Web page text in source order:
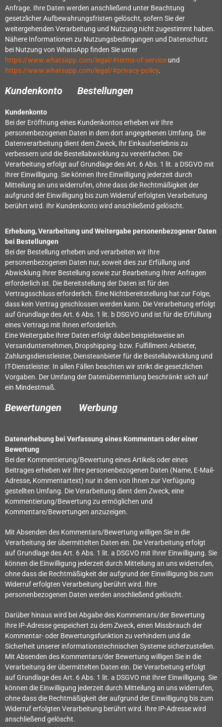
Anfrage. Ihre Daten werden anschließend unter Beachtung
gesetzlicher Aufbewahrungsfristen gelöscht, sofern Sie der
weitergehenden Verarbeitung und Nutzung nicht zugestimmt haben.
Nähere Informationen zu Nutzungsbedingungen und Datenschutz
bei Nutzung von WhatsApp finden Sie unter
https://www.whatsapp.com/legal/#terms-of-service und
https://www.whatsapp.com/legal/#privacy-policy.
Kundenkonto Bestellungen
Kundenkonto
Bei der Eröffnung eines Kundenkontos erheben wir Ihre
personenbezogenen Daten in dem dort angegebenen Umfang. Die
Datenverarbeitung dient dem Zweck, Ihr Einkaufserlebnis zu
verbessern und die Bestellabwicklung zu vereinfachen. Die
Verarbeitung erfolgt auf Grundlage des Art. 6 Abs. 1 lit. a DSGVO mit
Ihrer Einwilligung. Sie können Ihre Einwilligung jederzeit durch
Mitteilung an uns widerrufen, ohne dass die Rechtmäßigkeit der
aufgrund der Einwilligung bis zum Widerruf erfolgten Verarbeitung
berührt wird. Ihr Kundenkonto wird anschließend gelöscht.
Erhebung, Verarbeitung und Weitergabe personenbezogener Daten
bei Bestellungen
Bei der Bestellung erheben und verarbeiten wir Ihre
personenbezogenen Daten nur, soweit dies zur Erfüllung und
Abwicklung Ihrer Bestellung sowie zur Bearbeitung Ihrer Anfragen
erforderlich ist. Die Bereitstellung der Daten ist für den
Vertragsschluss erforderlich. Eine Nichtbereitstellung hat zur Folge,
dass kein Vertrag geschlossen werden kann. Die Verarbeitung erfolgt
auf Grundlage des Art. 6 Abs. 1 lit. b DSGVO und ist für die Erfüllung
eines Vertrags mit Ihnen erforderlich.
Eine Weitergabe Ihrer Daten erfolgt dabei beispielsweise an
Versandunternehmen, Dropshipping- bzw. Fulfillment-Anbieter,
Zahlungsdienstleister, Diensteanbieter für die Bestellabwicklung und
IT-Dienstleister. In allen Fällen beachten wir strikt die gesetzlichen
Vorgaben. Der Umfang der Datenübermittlung beschränkt sich auf
ein Mindestmaß.
Bewertungen Werbung
Datenerhebung bei Verfassung eines Kommentars oder einer
Bewertung
Bei der Kommentierung/Bewertung eines Artikels oder eines
Beitrages erheben wir Ihre personenbezogenen Daten (Name, E-Mail-
Adresse, Kommentartext) nur in dem von Ihnen zur Verfügung
gestellten Umfang. Die Verarbeitung dient dem Zweck, eine
Kommentierung/Bewertung zu ermöglichen und
Kommentare/Bewertungen anzuzeigen.
Mit Absenden des Kommentars/Bewertung willigen Sie in die
Verarbeitung der übermittelten Daten ein. Die Verarbeitung erfolgt
auf Grundlage des Art. 6 Abs. 1 lit. a DSGVO mit Ihrer Einwilligung. Sie
können die Einwilligung jederzeit durch Mitteilung an uns widerrufen,
ohne dass die Rechtmäßigkeit der aufgrund der Einwilligung bis zum
Widerruf erfolgten Verarbeitung berührt wird. Ihre
personenbezogenen Daten werden anschließend gelöscht.
Darüber hinaus wird bei Abgabe des Kommentars/der Bewertung
Ihre IP-Adresse gespeichert zu dem Zweck, einen Missbrauch der
Kommentar- oder Bewertungsfunktion zu verhindern und die
Sicherheit unserer informationstechnischen Systeme sicherzustellen.
Mit Absenden des Kommentars/der Bewertung willigen Sie in die
Verarbeitung der übermittelten Daten ein. Die Verarbeitung erfolgt
auf Grundlage des Art. 6 Abs. 1 lit. a DSGVO mit Ihrer Einwilligung. Sie
können die Einwilligung jederzeit durch Mitteilung an uns widerrufen,
ohne dass die Rechtmäßigkeit der aufgrund der Einwilligung bis zum
Widerruf erfolgten Verarbeitung berührt wird. Ihre IP-Adresse wird
anschließend gelöscht.